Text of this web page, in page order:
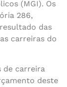
(MGI). Os
286,
das
carreiras do
de carreira
deste